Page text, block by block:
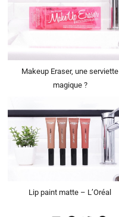
Makeup Eraser, une serviette
magique ?
Lip paint matte – L’Oréal